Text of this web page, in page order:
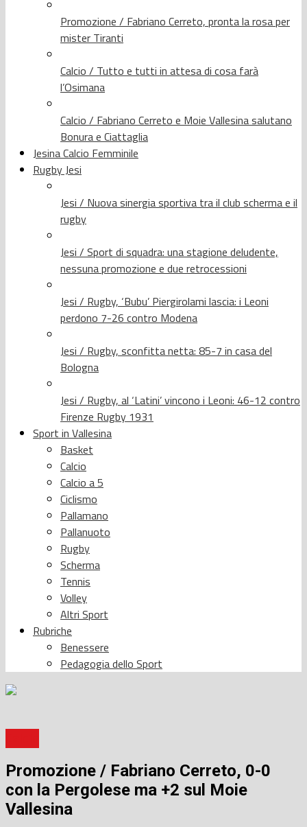
Promozione / Fabriano Cerreto, pronta la rosa per
mister Tiranti
Calcio / Tutto e tutti in attesa di cosa farà
l’Osimana
Calcio / Fabriano Cerreto e Moie Vallesina salutano
Bonura e Ciattaglia
Jesina Calcio Femminile
Rugby Jesi
Jesi / Nuova sinergia sportiva tra il club scherma e il
rugby
Jesi / Sport di squadra: una stagione deludente,
nessuna promozione e due retrocessioni
Jesi / Rugby, ‘Bubu’ Piergirolami lascia: i Leoni
perdono 7-26 contro Modena
Jesi / Rugby, sconfitta netta: 85-7 in casa del
Bologna
Jesi / Rugby, al ‘Latini’ vincono i Leoni: 46-12 contro
Firenze Rugby 1931
Sport in Vallesina
Basket
Calcio
Calcio a 5
Ciclismo
Pallamano
Pallanuoto
Rugby
Scherma
Tennis
Volley
Altri Sport
Rubriche
Benessere
Pedagogia dello Sport
Promozione / Fabriano Cerreto, 0-0
con la Pergolese ma +2 sul Moie
Vallesina